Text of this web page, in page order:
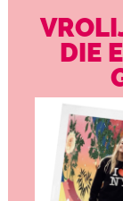
DIE